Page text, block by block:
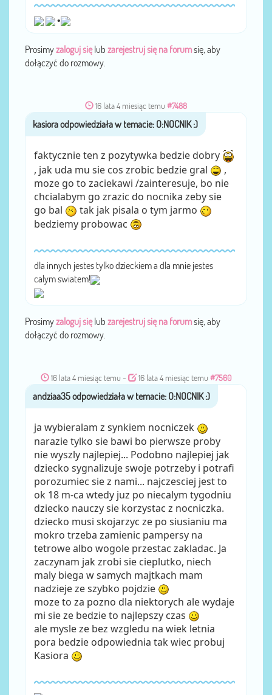
•
Prosimyzaloguj sięlub zarejestruj się na forumsię, aby
dołączyć do rozmowy.
16 lata 4 miesiąc temu #7488
faktycznie ten z pozytywka bedzie dobry
, jak uda mu sie cos zrobic bedzie gral
,
moze go to zaciekawi /zainteresuje, bo nie
chcialabym go zrazic do nocnika zeby sie
go bal
tak jak pisala o tym jarmo
bedziemy probowac
dla innych jestes tylko dzieckiem a dla mnie jestes
calym swiatem!
Prosimyzaloguj sięlub zarejestruj się na forumsię, aby
dołączyć do rozmowy.
16 lata 4 miesiąc temu - 16 lata 4 miesiąc temu #7560
przezandziaa35
ja wybieralam z synkiem nocniczek
narazie tylko sie bawi bo pierwsze proby
nie wyszly najlepiej... Podobno najlepiej jak
dziecko sygnalizuje swoje potrzeby i potrafi
porozumiec sie z nami... najczesciej jest to
ok 18 m-ca wtedy juz po niecalym tygodniu
dziecko nauczy sie korzystac z nocniczka.
dziecko musi skojarzyc ze po siusianiu ma
mokro trzeba zamienic pampersy na
tetrowe albo wogole przestac zakladac. Ja
zaczynam jak zrobi sie cieplutko, niech
maly biega w samych majtkach mam
nadzieje ze szybko pojdzie
moze to za pozno dla niektorych ale wydaje
mi sie ze bedzie to najlepszy czas
ale mysle ze bez wzgledu na wiek letnia
pora bedzie odpowiednia tak wiec probuj
Kasiora